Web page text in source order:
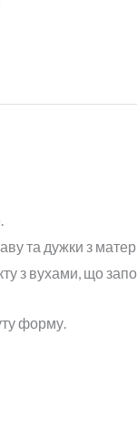
та дужки з
з вухами, що
форму.